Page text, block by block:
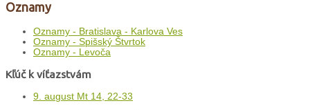
Oznamy
Oznamy - Bratislava - Karlova Ves
Oznamy - Spišský Štvrtok
Oznamy - Levoča
Kľúč k víťazstvám
9. august Mt 14, 22-33